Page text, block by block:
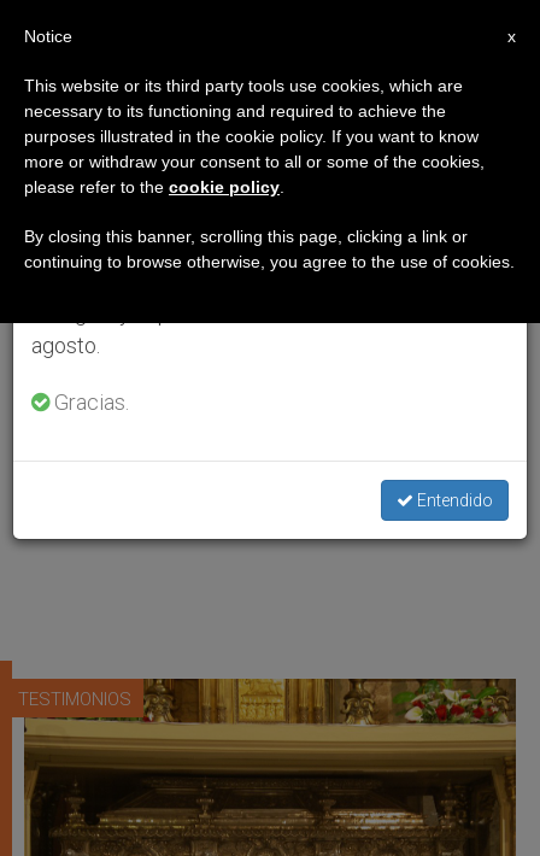
TESTIMONIOS
×
Aviso importante
Del 27 de julio al 7 de agosto haremos la pausa
anual, aprovechando que en el periodo de verano
se generan menos informaciones y también el
agosto.
Gracias.
Entendido
x
Notice
This website or its third party tools use cookies, which are
necessary to its functioning and required to achieve the
purposes illustrated in the cookie policy. If you want to know
more or withdraw your consent to all or some of the cookies,
please refer to the cookie policy
By closing this banner, scrolling this page, clicking a link or
continuing to browse otherwise, you agree to the use of cookies.